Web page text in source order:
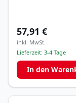
57,91 €
inkl. MwSt.
Lieferzeit: 3-4 Tage
In den